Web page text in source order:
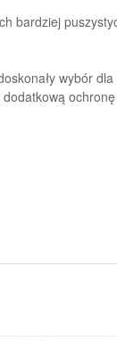
bardziej
wybór
ochronę